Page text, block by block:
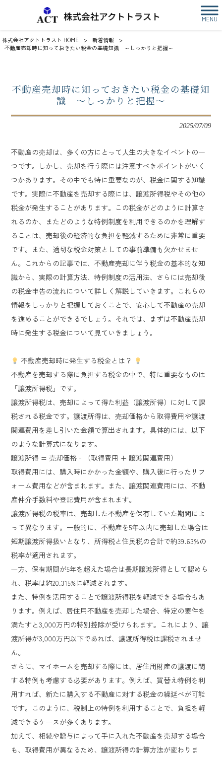
MENU
株式会社アクトトラスト HOME > 新着情報
>
不動産売却時に知っておきたい税金の基礎知識 ～しっかりと把握～
不動産売却時に知っておきたい税金の基礎知
識 ～しっかりと把握～
2025/07/09
不動産の売却は、多くの方にとって人生の大きなイベントの一
つです。しかし、売却を行う際には注意すべきポイントがいく
つかあります。その中でも特に重要なのが、税金に関する知識
です。実際に不動産を売却する際には、譲渡所得税やその他の
税金が発生することがあります。この税金がどのように計算さ
れるのか、またどのような特例制度を利用できるのかを理解す
ることは、売却後の経済的な負担を軽減するために非常に重要
です。また、適切な税金対策としての事前準備も欠かせませ
ん。これからの記事では、不動産売却に伴う税金の基本的な知
識から、実際の計算方法、特例制度の活用法、さらには売却後
の税金申告の流れについて詳しく解説していきます。これらの
情報をしっかりと把握しておくことで、安心して不動産の売却
を進めることができるでしょう。それでは、まずは不動産売却
時に発生する税金について見ていきましょう。
不動産売却時に発生する税金とは？
不動産を売却する際に負担する税金の中で、特に重要なものは
「譲渡所得税」です。
譲渡所得税は、売却によって得た利益（譲渡所得）に対して課
税される税金です。譲渡所得は、売却価格から取得費用や譲渡
関連費用を差し引いた金額で算出されます。具体的には、以下
のような計算式になります。
譲渡所得 = 売却価格 - （取得費用 + 譲渡関連費用）
取得費用には、購入時にかかった金額や、購入後に行ったリフ
ォーム費用などが含まれます。また、譲渡関連費用には、不動
産仲介手数料や登記費用が含まれます。
譲渡所得税の税率は、売却した不動産を保有していた期間によ
って異なります。一般的に、不動産を5年以内に売却した場合は
短期譲渡所得扱いとなり、所得税と住民税の合計で約39.63%の
税率が適用されます。
一方、保有期間が5年を超えた場合は長期譲渡所得として認めら
れ、税率は約20.315%に軽減されます。
また、特例を活用することで譲渡所得税を軽減できる場合もあ
ります。例えば、居住用不動産を売却した場合、特定の要件を
満たすと3,000万円の特別控除が受けられます。これにより、譲
渡所得が3,000万円以下であれば、譲渡所得税は課税されませ
ん。
さらに、マイホームを売却する際には、居住用財産の譲渡に関
する特例も考慮する必要があります。例えば、買替え特例を利
用すれば、新たに購入する不動産に対する税金の繰延べが可能
です。このように、税制上の特例を利用することで、負担を軽
減できるケースが多くあります。
加えて、相続や贈与によって手に入れた不動産を売却する場合
も、取得費用が異なるため、譲渡所得の計算方法が変わりま